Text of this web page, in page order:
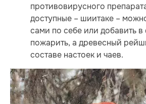
противовирусного
доступные – шиитаке –
сами по себе или добавить в
пожарить, а древесный
составе настоек и чаев.